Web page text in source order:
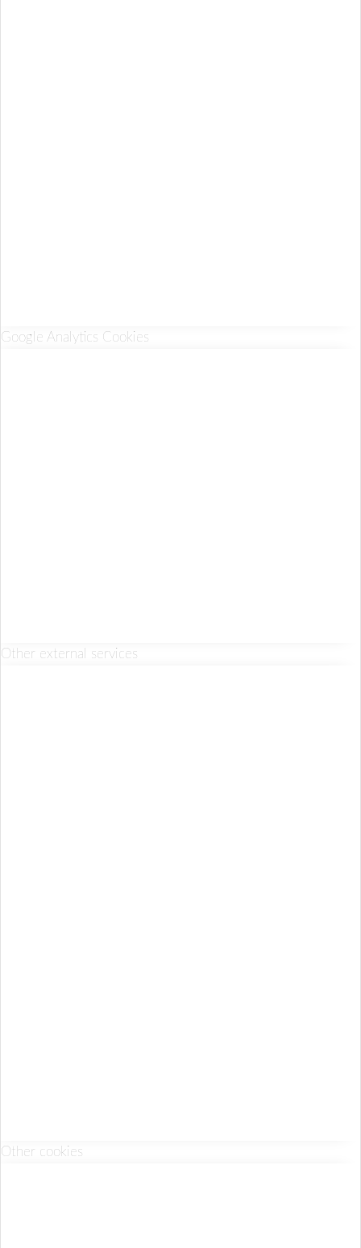
Google Analytics Cookies
Other external services
Other cookies